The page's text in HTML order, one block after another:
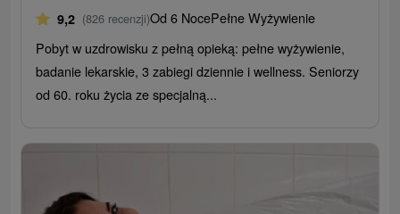
9,2 (826 recenzji)Od 6 NocePełne Wyżywienie
Pobyt w uzdrowisku z pełną opieką: pełne wyżywienie,
badanie lekarskie, 3 zabiegi dziennie i wellness. Seniorzy
od 60. roku życia ze specjalną...